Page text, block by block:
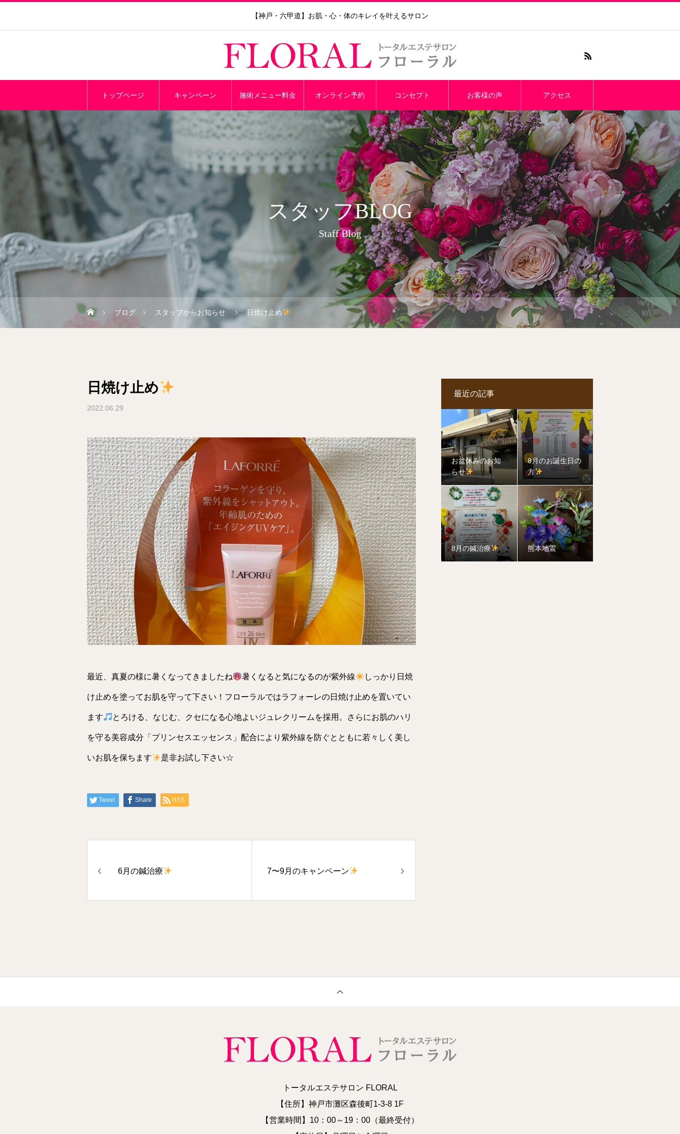
【神戸・六甲道】お肌・心・体のキレイを叶えるサロン
トップページ キャンペーン 施術メニュー料金 オンライン予約 コンセプト お客様の声 アクセス
スタッフBLOG
Staff Blog
ブログ スタッフからお知らせ 日焼け止め
日焼け止め
2022.06.29
最近、真夏の様に暑くなってきましたね 暑くなると気になるのが紫外線 しっかり日焼
け止めを塗ってお肌を守って下さい！フローラルではラフォーレの日焼け止めを置いてい
ます とろける、なじむ、クセになる心地よいジュレクリームを採用。さらにお肌のハリ
を守る美容成分「プリンセスエッセンス」配合により紫外線を防ぐとともに若々しく美し
いお肌を保ちます 是非お試し下さい☆
Tweet Share RSS
6月の鍼治療 7〜9月のキャンペーン
最近の記事
お盆休みのお知
らせ
8月のお誕生日の
方
8月の鍼治療 熊本地震
トータルエステサロン FLORAL
【住所】神戸市灘区森後町1-3-8 1F
【営業時間】10：00～19：00（最終受付）